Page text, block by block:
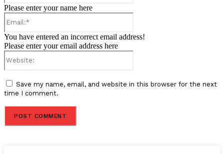
Please enter your name here
You have entered an incorrect email address!
Please enter your email address here
Save my name, email, and website in this browser for the next
time I comment.